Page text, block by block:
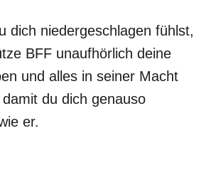
dich niedergeschlagen fühlst,
BFF unaufhörlich deine
und alles in seiner Macht
du dich genauso
er.